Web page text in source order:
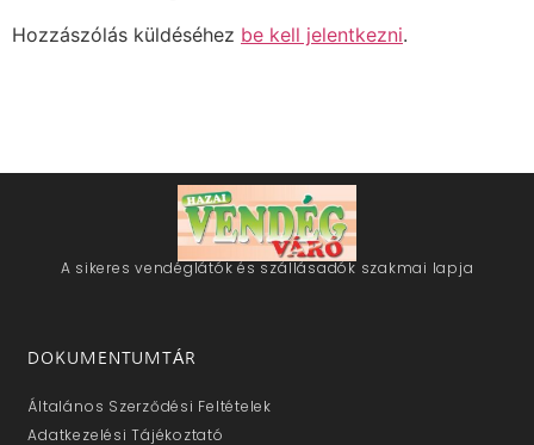
Hozzászólás küldéséhez be kell jelentkezni.
A sikeres vendéglátók és szállásadók szakmai lapja
DOKUMENTUMTÁR
Általános Szerződési Feltételek
Adatkezelési Tájékoztató